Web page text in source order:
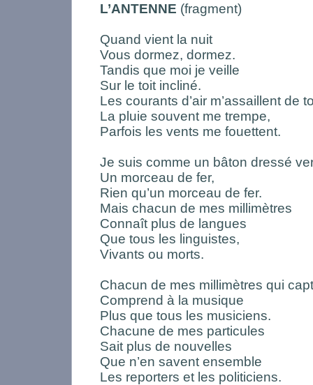
L’ANTENNE (fragment)
Quand vient la nuit
Vous dormez, dormez.
Tandis que moi je veille
Sur le toit incliné.
Les courants d’air m’assaillent de
La pluie souvent me trempe,
Parfois les vents me fouettent.
Je suis comme un bâton dressé
Un morceau de fer,
Rien qu’un morceau de fer.
Mais chacun de mes millimètres
Connaît plus de langues
Que tous les linguistes,
Vivants ou morts.
Chacun de mes millimètres qui
Comprend à la musique
Plus que tous les musiciens.
Chacune de mes particules
Sait plus de nouvelles
Que n’en savent ensemble
Les reporters et les politiciens.